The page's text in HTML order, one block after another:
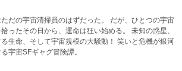
だの宇宙清掃員のはずだった。 だが、ひとつの宇宙
たその日から、運命は狂い始める。 未知の惑星、
生命、そして宇宙規模の大騒動！ 笑いと危機が銀河
宇宙SFギャグ冒険譚。